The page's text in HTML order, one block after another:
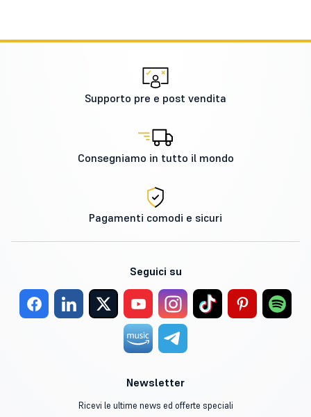
Supporto pre e post vendita
Consegniamo in tutto il mondo
Pagamenti comodi e sicuri
Seguici su
Newsletter
Ricevi le ultime news ed offerte speciali